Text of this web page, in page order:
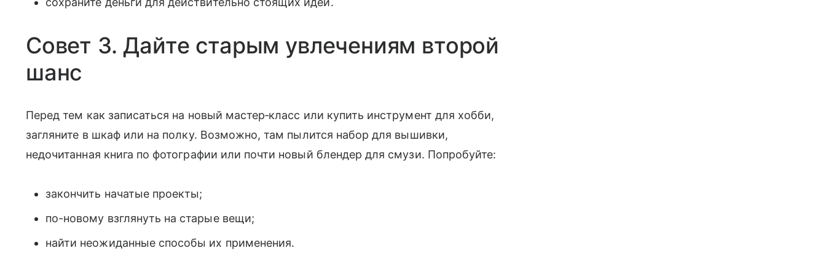
Совет 3. Дайте старым увлечениям второй
шанс
Перед тем как записаться на новый мастер‑класс или купить инструмент для хобби,
загляните в шкаф или на полку. Возможно, там пылится набор для вышивки,
недочитанная книга по фотографии или почти новый блендер для смузи. Попробуйте:
закончить начатые проекты;
по-новому взглянуть на старые вещи;
найти неожиданные способы их применения.